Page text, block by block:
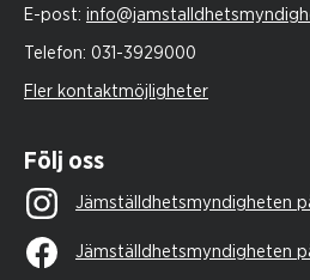
E-post:
Telefon: 031-3929000
Fler kontaktmöjligheter
Följ oss
Jämställdhetsmyndigheten
Jämställdhetsmyndigheten